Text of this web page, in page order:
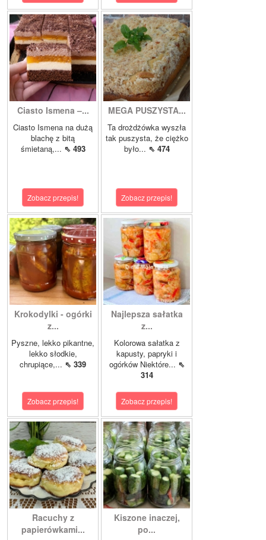
Ciasto Ismena –...
Ciasto Ismena na dużą
blachę z bitą
śmietaną,... ⇖ 493
Zobacz przepis!
MEGA PUSZYSTA...
Ta drożdżówka wyszła
tak puszysta, że ciężko
było... ⇖ 474
Zobacz przepis!
Krokodylki - ogórki
z...
Pyszne, lekko pikantne,
lekko słodkie,
chrupiące,... ⇖ 339
Zobacz przepis!
Najlepsza sałatka
z...
Kolorowa sałatka z
kapusty, papryki i
ogórków Niektóre... ⇖
314
Zobacz przepis!
Racuchy z
papierówkami...
Kiszone inaczej,
po...